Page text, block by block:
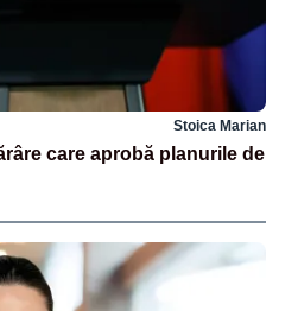
Stoica Marian
care aprobă planurile de